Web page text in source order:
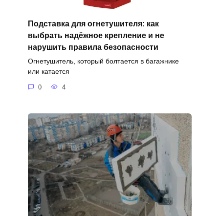
Подставка для огнетушителя: как
выбрать надёжное крепление и не
нарушить правила безопасности
Огнетушитель, который болтается в багажнике
или катается
0 4